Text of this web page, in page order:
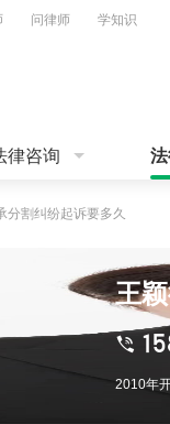
问律师 学知识
律咨询
分割纠纷起诉要多久
王